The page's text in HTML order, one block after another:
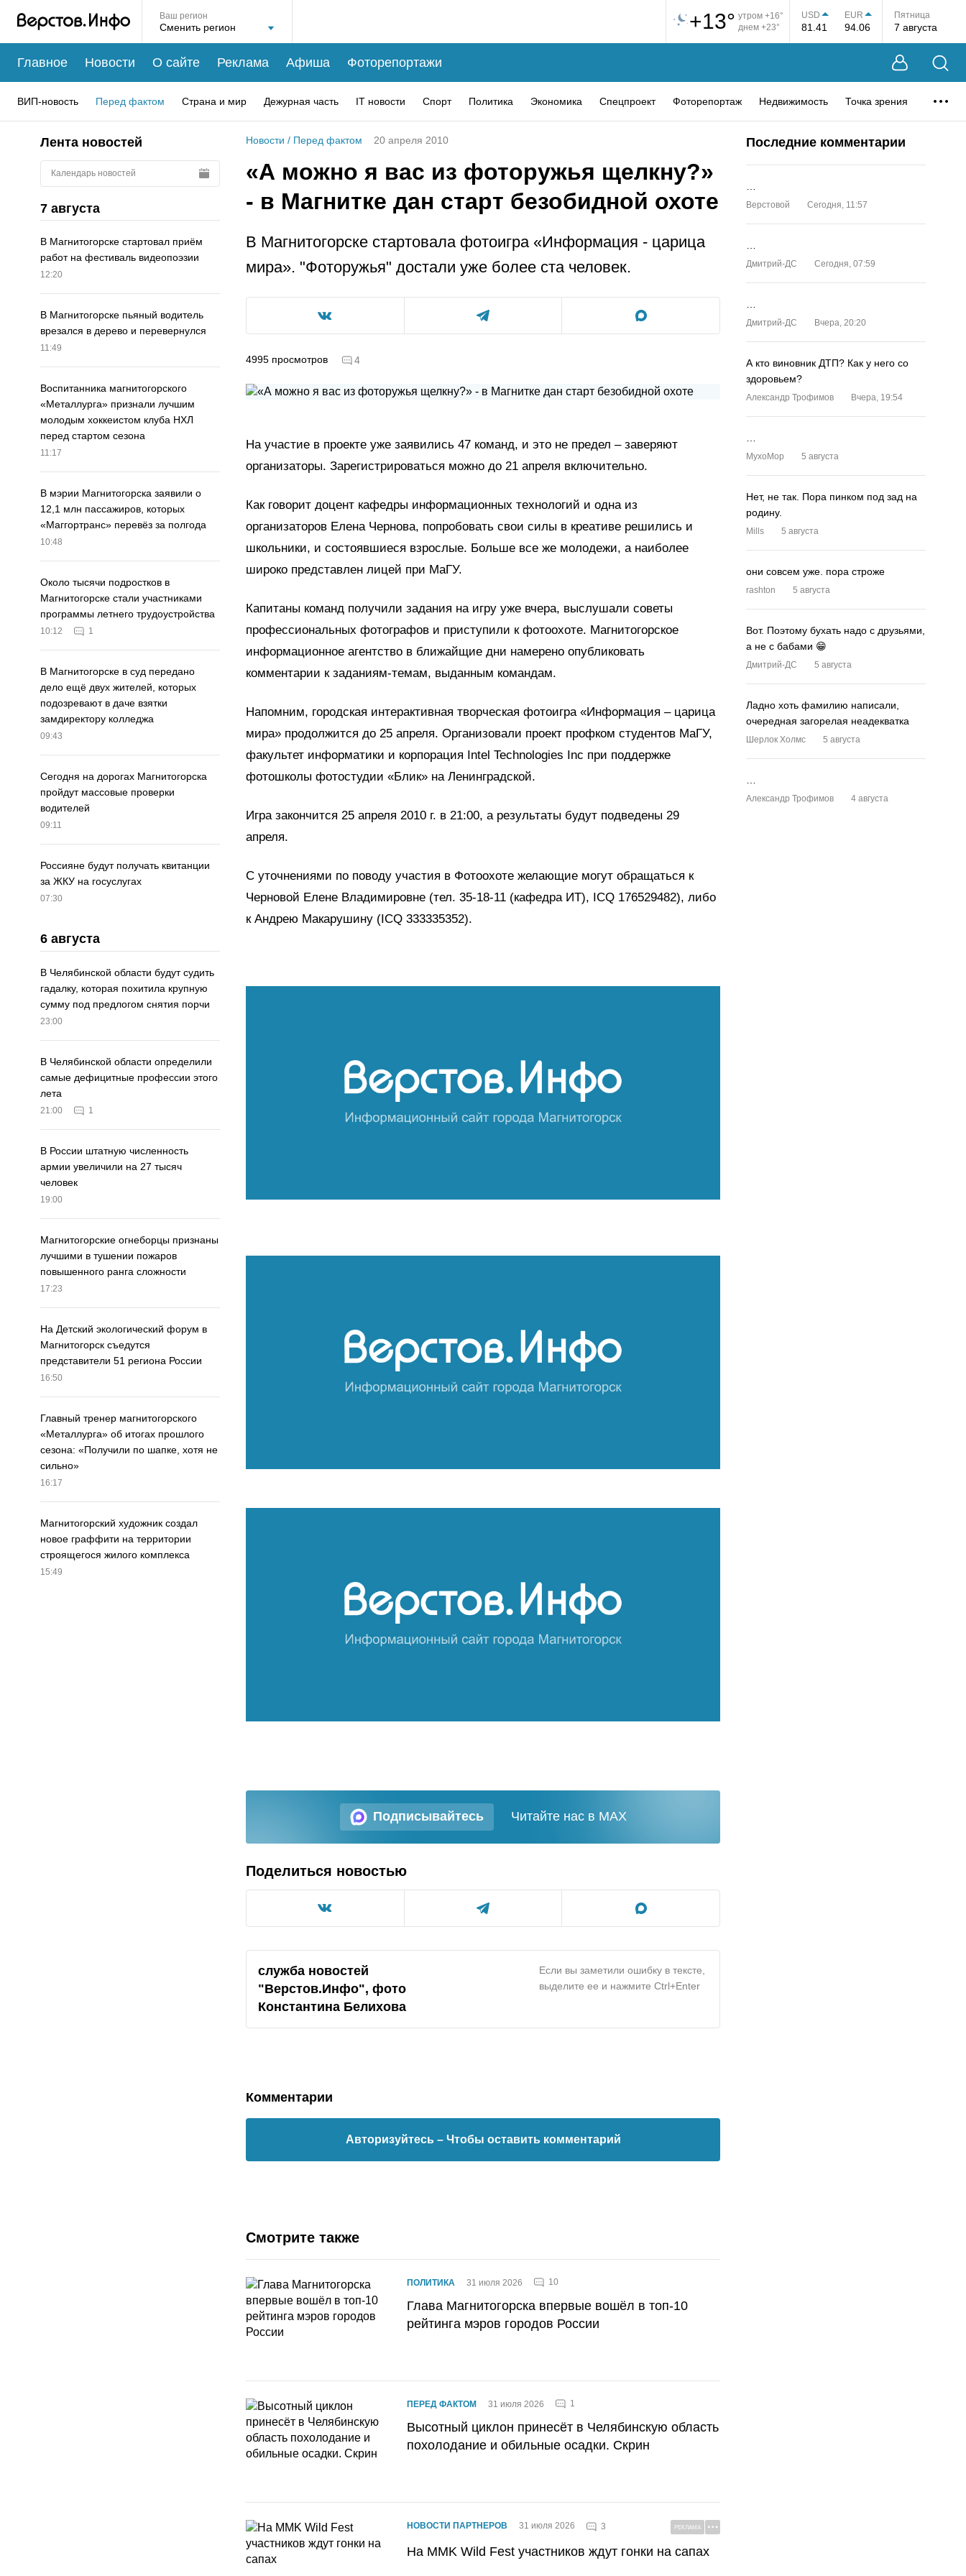
Ваш регион +13° утром +16°
днем +23°
USD
81.41
EUR
94.06
Пятница
7 августа
Главное Новости О сайте Реклама Афиша Фоторепортажи
ВИП-новость Перед фактом Страна и мир Дежурная часть IT новости Спорт Политика Экономика Спецпроект Фоторепортаж Недвижимость Точка зрения
Лента новостей
Календарь новостей
7 августа
В Магнитогорске стартовал приём
работ на фестиваль видеопоэзии
12:20
В Магнитогорске пьяный водитель
врезался в дерево и перевернулся
11:49
Воспитанника магнитогорского
«Металлурга» признали лучшим
молодым хоккеистом клуба НХЛ
перед стартом сезона
11:17
В мэрии Магнитогорска заявили о
12,1 млн пассажиров, которых
«Маггортранс» перевёз за полгода
10:48
Около тысячи подростков в
Магнитогорске стали участниками
программы летнего трудоустройства
10:12 1
В Магнитогорске в суд передано
дело ещё двух жителей, которых
подозревают в даче взятки
замдиректору колледжа
09:43
Сегодня на дорогах Магнитогорска
пройдут массовые проверки
водителей
09:11
Россияне будут получать квитанции
за ЖКУ на госуслугах
07:30
6 августа
В Челябинской области будут судить
гадалку, которая похитила крупную
сумму под предлогом снятия порчи
23:00
В Челябинской области определили
самые дефицитные профессии этого
лета
21:00 1
В России штатную численность
армии увеличили на 27 тысяч
человек
19:00
Магнитогорские огнеборцы признаны
лучшими в тушении пожаров
повышенного ранга сложности
17:23
На Детский экологический форум в
Магнитогорск съедутся
представители 51 региона России
16:50
Главный тренер магнитогорского
«Металлурга» об итогах прошлого
сезона: «Получили по шапке, хотя не
сильно»
16:17
Магнитогорский художник создал
новое граффити на территории
строящегося жилого комплекса
15:49
Новости / Перед фактом 20 апреля 2010
«А можно я вас из фоторужья щелкну?»
- в Магнитке дан старт безобидной охоте
В Магнитогорске стартовала фотоигра «Информация - царица
мира». "Фоторужья" достали уже более ста человек.
4995 просмотров 4
На участие в проекте уже заявились 47 команд, и это не предел – заверяют
организаторы. Зарегистрироваться можно до 21 апреля включительно.
Как говорит доцент кафедры информационных технологий и одна из
организаторов Елена Чернова, попробовать свои силы в креативе решились и
школьники, и состоявшиеся взрослые. Больше все же молодежи, а наиболее
широко представлен лицей при МаГУ.
Капитаны команд получили задания на игру уже вчера, выслушали советы
профессиональных фотографов и приступили к фотоохоте. Магнитогорское
информационное агентство в ближайщие дни намерено опубликовать
комментарии к заданиям-темам, выданным командам.
Напомним, городская интерактивная творчеcкая фотоигра «Информация – царица
мира» продолжится до 25 апреля. Организовали проект профком студентов МаГУ,
факультет информатики и корпорация Intel Technologies Inc при поддержке
фотошколы фотостудии «Блик» на Ленинградской.
Игра закончится 25 апреля 2010 г. в 21:00, а результаты будут подведены 29
апреля.
С уточнениями по поводу участия в Фотоохоте желающие могут обращаться к
Черновой Елене Владимировне (тел. 35-18-11 (кафедра ИТ), ICQ 176529482), либо
к Андрею Макарушину (ICQ 333335352).
Подписывайтесь Читайте нас в MAX
Поделиться новостью
служба новостей
"Верстов.Инфо", фото
Константина Белихова
Если вы заметили ошибку в тексте,
выделите ее и нажмите Ctrl+Enter
Комментарии
Авторизуйтесь – Чтобы оставить комментарий
Смотрите также
ПОЛИТИКА 31 июля 2026 10
Глава Магнитогорска впервые вошёл в топ-10
рейтинга мэров городов России
ПЕРЕД ФАКТОМ 31 июля 2026 1
Высотный циклон принесёт в Челябинскую область
похолодание и обильные осадки. Скрин
НОВОСТИ ПАРТНЕРОВ 31 июля 2026 3 РЕКЛАМА
На MMK Wild Fest участников ждут гонки на сапах
Последние комментарии
Верстовой Сегодня, 11:57
Дмитрий-ДС Сегодня, 07:59
Дмитрий-ДС Вчера, 20:20
А кто виновник ДТП? Как у него со
здоровьем?
Александр Трофимов Вчера, 19:54
MyxoMop 5 августа
Нет, не так. Пора пинком под зад на
родину.
Mills 5 августа
они совсем уже. пора строже
rashton 5 августа
Вот. Поэтому бухать надо с друзьями,
а не с бабами 😁
Дмитрий-ДС 5 августа
Ладно хоть фамилию написали,
очередная загорелая неадекватка
Шерлок Холмс 5 августа
Александр Трофимов 4 августа